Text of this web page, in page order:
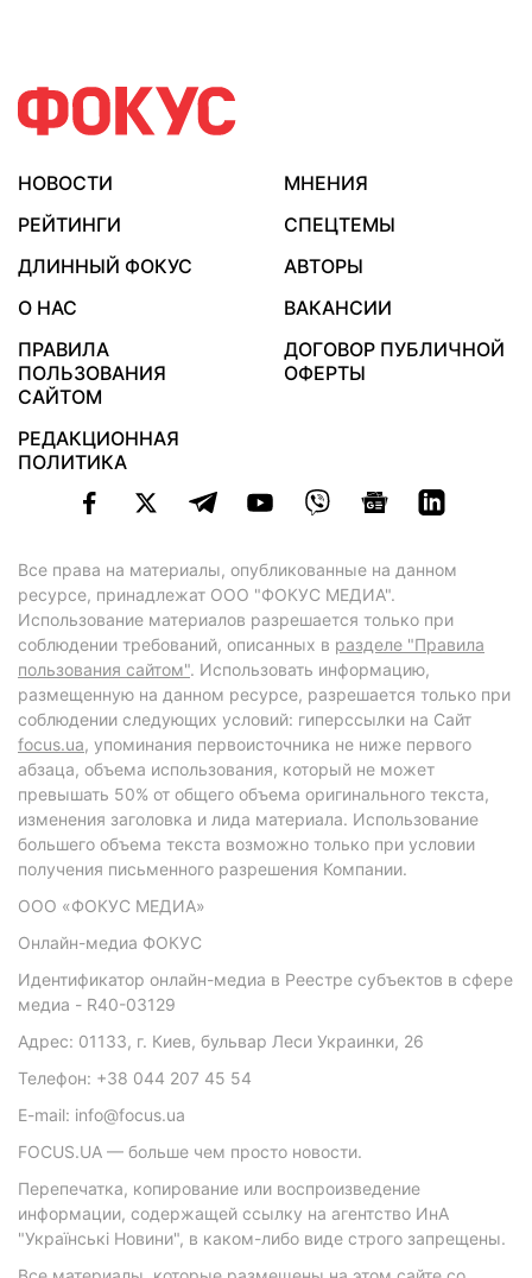
НОВОСТИ
МНЕНИЯ
РЕЙТИНГИ
СПЕЦТЕМЫ
ДЛИННЫЙ ФОКУС
АВТОРЫ
О НАС
ВАКАНСИИ
ПРАВИЛА
ПОЛЬЗОВАНИЯ
САЙТОМ
ДОГОВОР ПУБЛИЧНОЙ
ОФЕРТЫ
РЕДАКЦИОННАЯ
ПОЛИТИКА
Все права на материалы, опубликованные на данном
ресурсе, принадлежат ООО "ФОКУС МЕДИА".
Использование материалов разрешается только при
соблюдении требований, описанных в разделе "Правила
пользования сайтом". Использовать информацию,
размещенную на данном ресурсе, разрешается только при
соблюдении следующих условий: гиперссылки на Сайт
focus.ua, упоминания первоисточника не ниже первого
абзаца, объема использования, который не может
превышать 50% от общего объема оригинального текста,
изменения заголовка и лида материала. Использование
большего объема текста возможно только при условии
получения письменного разрешения Компании.
ООО «ФОКУС МЕДИА»
Онлайн-медиа ФОКУС
Идентификатор онлайн-медиа в Реестре субъектов в сфере
медиа - R40-03129
Адрес: 01133, г. Киев, бульвар Леси Украинки, 26
Телефон: +38 044 207 45 54
E-mail: info@focus.ua
FOCUS.UA — больше чем просто новости.
Перепечатка, копирование или воспроизведение
информации, содержащей ссылку на агентство ИнА
"Українські Новини", в каком-либо виде строго запрещены.